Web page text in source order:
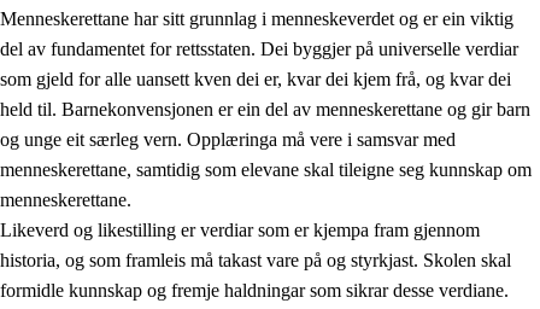
1.1 Menneskeverdet
1.2 Identitet og kulturelt mangfald
1.3 Kritisk tenking og etisk bevisstheit
1.4 Skaparglede, engasjement og utforskartrong
1.5 Respekt for naturen og miljøbevisstheit
1.6 Demokrati og medverknad
Menneskerettane har sitt grunnlag i menneskeverdet og er ein viktig
del av fundamentet for rettsstaten. Dei byggjer på universelle verdiar
som gjeld for alle uansett kven dei er, kvar dei kjem frå, og kvar dei
held til. Barnekonvensjonen er ein del av menneskerettane og gir barn
og unge eit særleg vern. Opplæringa må vere i samsvar med
menneskerettane, samtidig som elevane skal tileigne seg kunnskap om
menneskerettane.
Likeverd og likestilling er verdiar som er kjempa fram gjennom
historia, og som framleis må takast vare på og styrkjast. Skolen skal
formidle kunnskap og fremje haldningar som sikrar desse verdiane.